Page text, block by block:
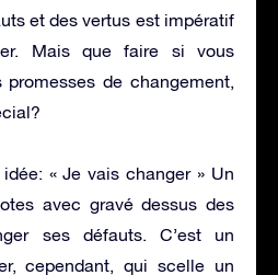
et des vertus est impératif
Mais que faire si vous
promesses de changement,
« Je vais changer » Un
avec gravé dessus des
ses défauts. C’est un
cependant, qui scelle un